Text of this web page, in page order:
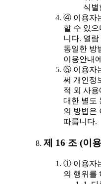
식별
④ 이용자
할 수 있
니다. 열
동일한 방
이용안내
⑤ 이용자
써 개인정
적 외 사용
대한 별도
의 방법은
따릅니다.
제 16 조 (이
① 이용자
의 행위를